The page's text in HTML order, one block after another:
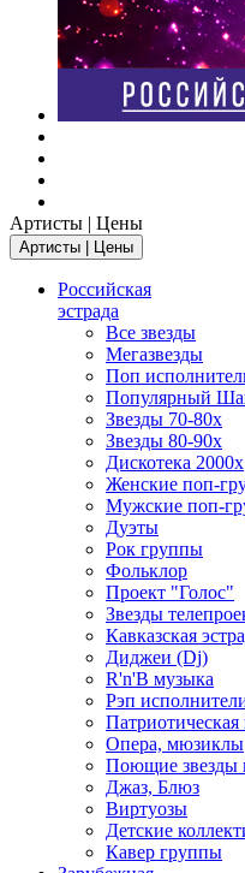
Артисты | Цены
Артисты | Цены
Российская
эстрада
Все звезды
Мегазвезды
Поп
Популярный
Звезды 70-80х
Звезды 80-90х
Дискотека 2000х
Женские поп-
Мужские поп-
Дуэты
Рок группы
Фольклор
Проект "Голос"
Звезды
Кавказская
Диджеи (Dj)
R'n'B музыка
Рэп
Патриотическая
Опера, мюзиклы
Поющие звезды
Джаз, Блюз
Виртуозы
Детские
Кавер группы